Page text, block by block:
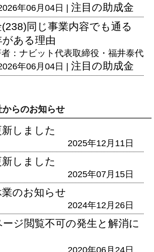
年06月04日 | 注目の助成金
同じ事業内容でも通る
ある理由
：ナビット代表取締役・福井泰代
年06月04日 | 注目の助成金
らのお知らせ
しました
2025年12月11日
しました
2025年07月15日
のお知らせ
2024年12月26日
ジ閲覧不可の発生と解消に
2020年06月24日